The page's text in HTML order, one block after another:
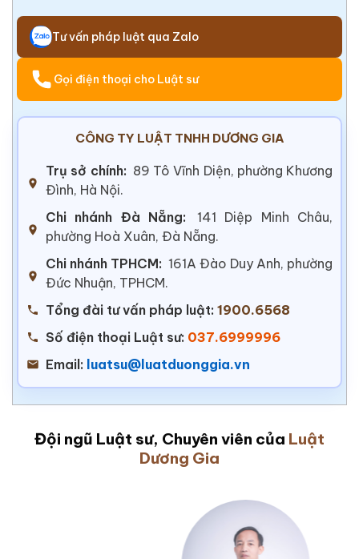
Tư vấn pháp luật qua Zalo
Gọi điện thoại cho Luật sư
CÔNG TY LUẬT TNHH DƯƠNG GIA
Trụ sở chính: 89 Tô Vĩnh Diện, phường Khương
Đình, Hà Nội.
Chi nhánh Đà Nẵng:
141 Diệp Minh Châu,
phường Hoà Xuân, Đà Nẵng.
Chi nhánh TPHCM: 161A Đào Duy Anh, phường
Đức Nhuận, TPHCM.
Tổng đài tư vấn pháp luật: 1900.6568
Số điện thoại Luật sư: 037.6999996
Email: luatsu@luatduonggia.vn
Đội ngũ Luật sư, Chuyên viên của Luật
Dương Gia